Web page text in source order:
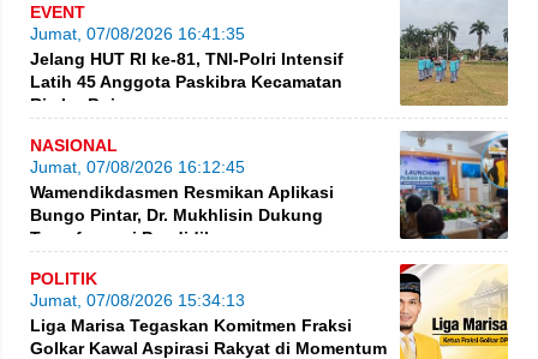
EVENT
Jumat, 07/08/2026 16:41:35
Jelang HUT RI ke-81, TNI-Polri Intensif
Latih 45 Anggota Paskibra Kecamatan
Rimbo Bujang
NASIONAL
Jumat, 07/08/2026 16:12:45
Wamendikdasmen Resmikan Aplikasi
Bungo Pintar, Dr. Mukhlisin Dukung
Transformasi Pendidikan
POLITIK
Jumat, 07/08/2026 15:34:13
Liga Marisa Tegaskan Komitmen Fraksi
Golkar Kawal Aspirasi Rakyat di Momentum